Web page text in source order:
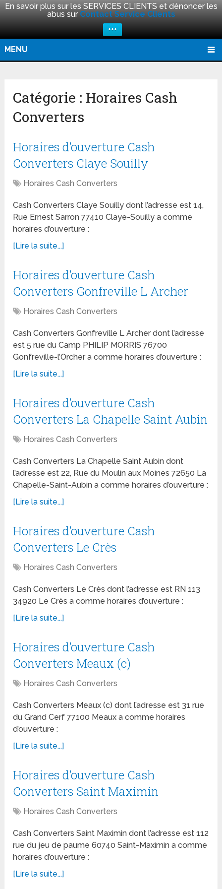
En savoir plus sur les SERVICES CLIENTS et dénoncer les
abus sur Contact Service Clients
+++
MENU
Catégorie : Horaires Cash
Converters
Horaires d’ouverture Cash
Converters Claye Souilly
Horaires Cash Converters
Cash Converters Claye Souilly dont l’adresse est 14,
Rue Ernest Sarron 77410 Claye-Souilly a comme
horaires d’ouverture :
[Lire la suite...]
Horaires d’ouverture Cash
Converters Gonfreville L Archer
Horaires Cash Converters
Cash Converters Gonfreville L Archer dont l’adresse
est 5 rue du Camp PHILIP MORRIS 76700
Gonfreville-l’Orcher a comme horaires d’ouverture :
[Lire la suite...]
Horaires d’ouverture Cash
Converters La Chapelle Saint Aubin
Horaires Cash Converters
Cash Converters La Chapelle Saint Aubin dont
l’adresse est 22, Rue du Moulin aux Moines 72650 La
Chapelle-Saint-Aubin a comme horaires d’ouverture :
[Lire la suite...]
Horaires d’ouverture Cash
Converters Le Crès
Horaires Cash Converters
Cash Converters Le Crès dont l’adresse est RN 113
34920 Le Crès a comme horaires d’ouverture :
[Lire la suite...]
Horaires d’ouverture Cash
Converters Meaux (c)
Horaires Cash Converters
Cash Converters Meaux (c) dont l’adresse est 31 rue
du Grand Cerf 77100 Meaux a comme horaires
d’ouverture :
[Lire la suite...]
Horaires d’ouverture Cash
Converters Saint Maximin
Horaires Cash Converters
Cash Converters Saint Maximin dont l’adresse est 112
rue du jeu de paume 60740 Saint-Maximin a comme
horaires d’ouverture :
[Lire la suite...]